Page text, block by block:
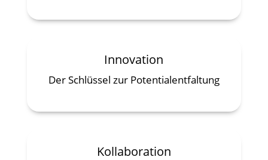
Innovation
Der Schlüssel zur Potentialentfaltung
Kollaboration